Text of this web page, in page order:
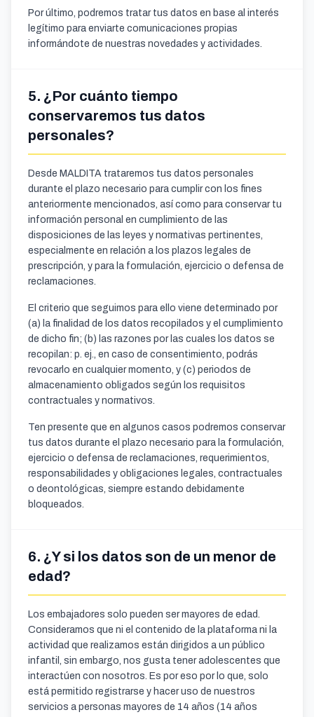
Por último, podremos tratar tus datos en base al interés
legítimo para enviarte comunicaciones propias
informándote de nuestras novedades y actividades.
5. ¿Por cuánto tiempo
conservaremos tus datos
personales?
Desde MALDITA trataremos tus datos personales
durante el plazo necesario para cumplir con los fines
anteriormente mencionados, así como para conservar tu
información personal en cumplimiento de las
disposiciones de las leyes y normativas pertinentes,
especialmente en relación a los plazos legales de
prescripción, y para la formulación, ejercicio o defensa de
reclamaciones.
El criterio que seguimos para ello viene determinado por
(a) la finalidad de los datos recopilados y el cumplimiento
de dicho fin; (b) las razones por las cuales los datos se
recopilan: p. ej., en caso de consentimiento, podrás
revocarlo en cualquier momento, y (c) periodos de
almacenamiento obligados según los requisitos
contractuales y normativos.
Ten presente que en algunos casos podremos conservar
tus datos durante el plazo necesario para la formulación,
ejercicio o defensa de reclamaciones, requerimientos,
responsabilidades y obligaciones legales, contractuales
o deontológicas, siempre estando debidamente
bloqueados.
6. ¿Y si los datos son de un menor de
edad?
Los embajadores solo pueden ser mayores de edad.
Consideramos que ni el contenido de la plataforma ni la
actividad que realizamos están dirigidos a un público
infantil, sin embargo, nos gusta tener adolescentes que
interactúen con nosotros. Es por eso por lo que, solo
está permitido registrarse y hacer uso de nuestros
servicios a personas mayores de 14 años (14 años